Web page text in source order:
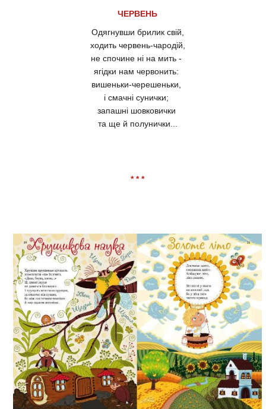
ЧЕРВЕНЬ
Одягнувши брилик свій,
ходить червень-чародій,
не спочине ні на мить -
ягідки нам червонить:
вишеньки-черешеньки,
і смачні сунички;
запашні шовковички
та ще й полунички...
* * *